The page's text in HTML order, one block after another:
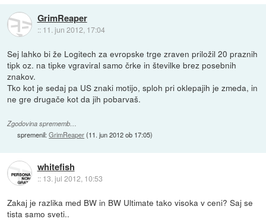
GrimReaper
:: 11. jun 2012, 17:04
Sej lahko bi že Logitech za evropske trge zraven priložil 20 praznih
tipk oz. na tipke vgraviral samo črke in številke brez posebnih
znakov.
Tko kot je sedaj pa US znaki motijo, sploh pri oklepajih je zmeda, in
ne gre drugače kot da jih pobarvaš.
Zgodovina sprememb…
spremenil:GrimReaper(11. jun 2012 ob 17:05)
whitefish
:: 13. jul 2012, 10:53
Zakaj je razlika med BW in BW Ultimate tako visoka v ceni? Saj se
tista samo sveti..